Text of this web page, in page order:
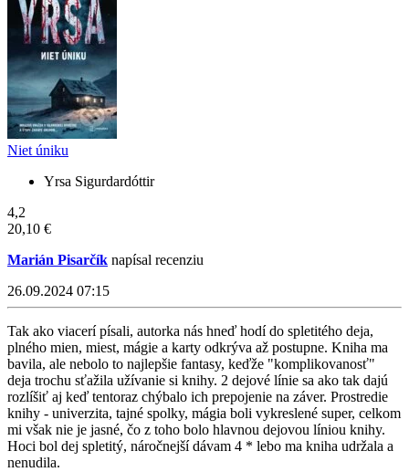
Niet úniku
Yrsa Sigurdardóttir
4,2
20,10 €
Marián Pisarčík napísal recenziu
26.09.2024 07:15
Tak ako viacerí písali, autorka nás hneď hodí do spletitého deja,
plného mien, miest, mágie a karty odkrýva až postupne. Kniha ma
bavila, ale nebolo to najlepšie fantasy, keďže "komplikovanosť"
deja trochu sťažila užívanie si knihy. 2 dejové línie sa ako tak dajú
rozlíšiť aj keď tentoraz chýbalo ich prepojenie na záver. Prostredie
knihy - univerzita, tajné spolky, mágia boli vykreslené super, celkom
mi však nie je jasné, čo z toho bolo hlavnou dejovou líniou knihy.
Hoci bol dej spletitý, náročnejší dávam 4 * lebo ma kniha udržala a
nenudila.